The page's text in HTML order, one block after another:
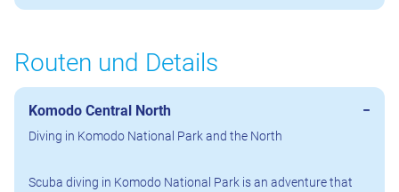
Routen und Details
Komodo Central North
Diving in Komodo National Park and the North
Scuba diving in Komodo National Park is an adventure that